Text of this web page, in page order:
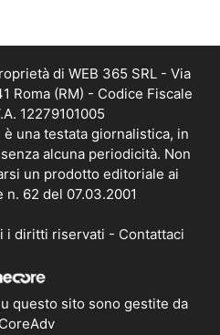
di WEB 365 SRL - Via
Roma (RM) - Codice Fiscale
12279101005
una testata giornalistica, in
alcuna periodicità. Non
un prodotto editoriale ai
62 del 07.03.2001
i diritti riservati - Contattaci
questo sito sono gestite da